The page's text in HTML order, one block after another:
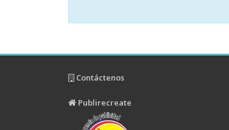
Contáctenos
Publirecreate